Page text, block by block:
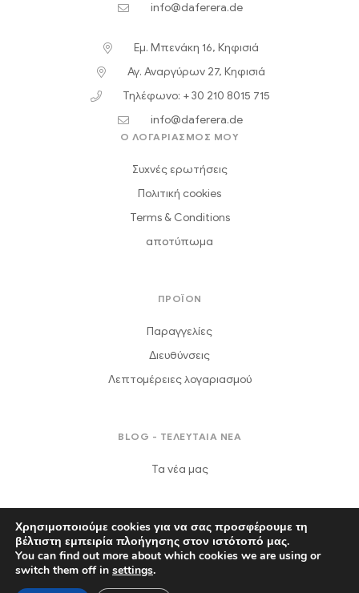
info@daferera.de
Εμ. Μπενάκη 16, Κηφισιά
Αγ. Αναργύρων 27, Κηφισιά
Τηλέφωνο: + 30 210 8015 715
info@daferera.de
Ο ΛΟΓΑΡΙΑΣΜΟΣ ΜΟΥ
Συχνές ερωτήσεις
Πολιτική cookies
Terms & Conditions
αποτύπωμα
ΠΡΟΪΟΝ
Παραγγελίες
Διευθύνσεις
Λεπτομέρειες λογαριασμού
BLOG - ΤΕΛΕΥΤΑΙΑ ΝΕΑ
Τα νέα μας
Πνευματικά δικαιώματα © 2021Γραφεία Τελετών "Δαφερέρα"
Ολα τα δικαιώματα διατηρούνται.
Χρησιμοποιούμε cookies για να σας προσφέρουμε τη
βέλτιστη εμπειρία πλοήγησης στον ιστότοπό μας.
You can find out more about which cookies we are using or
switch them off in settings.